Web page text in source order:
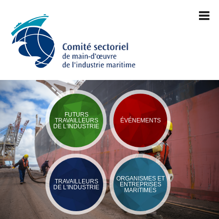
FUTURS
TRAVAILLEURS
DE L'INDUSTRIE
ÉVÉNEMENTS
TRAVAILLEURS
DE L'INDUSTRIE
ORGANISMES ET
ENTREPRISES
MARITIMES